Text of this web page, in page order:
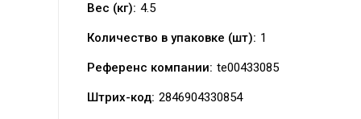
Вес (кг): 4.5
Количество в упаковке (шт): 1
Референс компании: te00433085
Штрих-код: 2846904330854